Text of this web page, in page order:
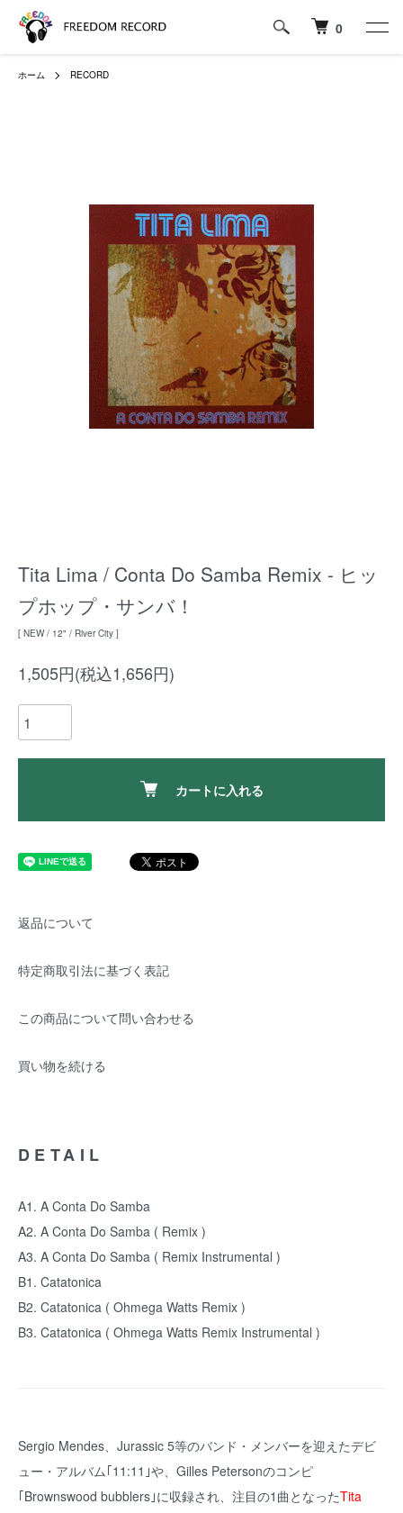
0
ホーム RECORD
Tita Lima / Conta Do Samba Remix - ヒッ
プホップ・サンバ！
[ NEW / 12" / River City ]
1,505円(税込1,656円)
カートに入れる
返品について
特定商取引法に基づく表記
この商品について問い合わせる
買い物を続ける
DETAIL
A1. A Conta Do Samba
A2. A Conta Do Samba ( Remix )
A3. A Conta Do Samba ( Remix Instrumental )
B1. Catatonica
B2. Catatonica ( Ohmega Watts Remix )
B3. Catatonica ( Ohmega Watts Remix Instrumental )
Sergio Mendes、Jurassic 5等のバンド・メンバーを迎えたデビ
ュー・アルバム｢11:11｣や、Gilles Petersonのコンピ
｢Brownswood bubblers｣に収録され、注目の1曲となったTita